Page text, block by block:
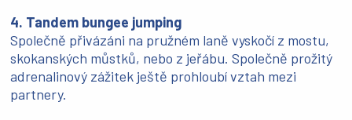
4. Tandem bungee jumping
Společně přivázáni na pružném laně vyskočí z mostu,
skokanských můstků, nebo z jeřábu. Společně prožitý
adrenalinový zážitek ještě prohloubí vztah mezi
partnery.